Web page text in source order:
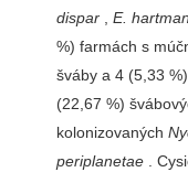
dispar, E.
%) farmách s
šváby a 4 (5,33
(22,67 %)
kolonizovaných
periplanetae.